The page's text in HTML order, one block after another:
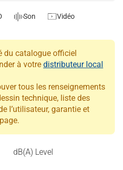
du catalogue officiel
à votre distributeur local
tous les renseignements
technique, liste des
l’utilisateur, garantie et
dB(A) Level
Son Vidéo